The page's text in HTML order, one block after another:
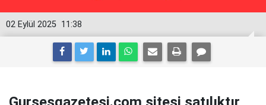
11:38
02 Eylül 2025